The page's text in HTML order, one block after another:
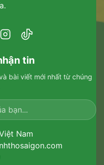
tin
bài viết mới nhất từ chúng
Nam